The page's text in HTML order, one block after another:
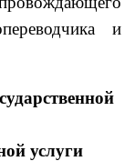
и
услуги